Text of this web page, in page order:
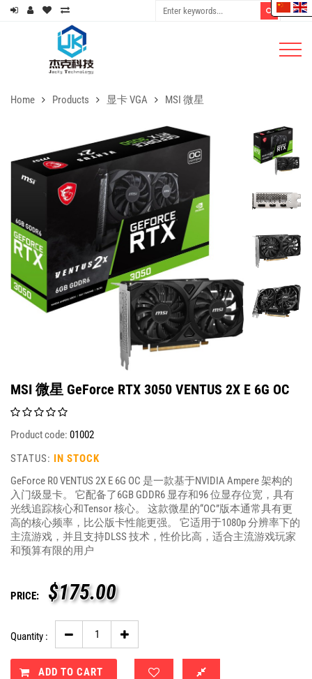
Home Products 显卡 VGA MSI 微星
MSI 微星 GeForce RTX 3050 VENTUS 2X E 6G OC
Product code: 01002
STATUS: IN STOCK
GeForce R0 VENTUS 2X E 6G OC 是一款基于NVIDIA Ampere 架构的
入门级显卡。 它配备了6GB GDDR6 显存和96 位显存位宽，具有
光线追踪核心和Tensor 核心。 这款微星的“OC”版本通常具有更
高的核心频率，比公版卡性能更强。 它适用于1080p 分辨率下的
主流游戏，并且支持DLSS 技术，性价比高，适合主流游戏玩家
和预算有限的用户
PRICE: $175.00
Quantity :
ADD TO CART